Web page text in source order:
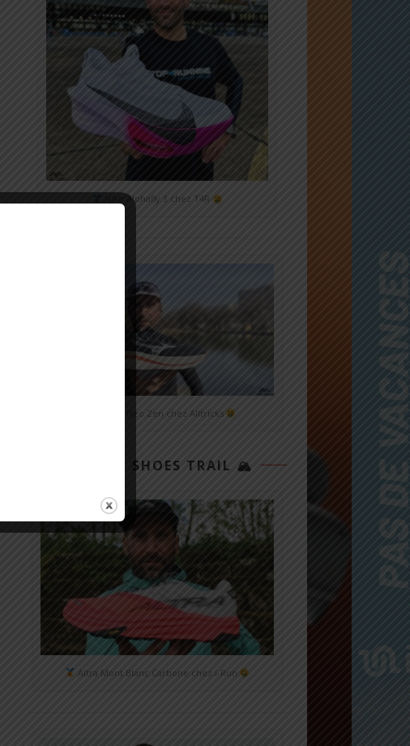
Nike Alphafly 3 chez T4R
Mizuno Neo Zen chez Alltricks
TOP 3 SHOES TRAIL 🏔
Altra Mont Blanc Carbone chez i-Run